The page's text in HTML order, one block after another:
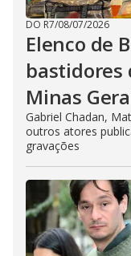
DO R7/08/07/2026
Elenco de
bastidores
Minas
Gabriel Chadan,
outros atores
gravações